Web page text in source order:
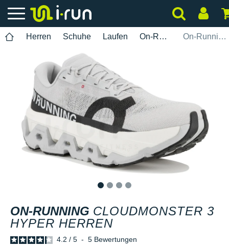
Herren Schuhe Laufen On-Running On-Running Cloudmonster 3 Hyper Herren
ON-RUNNING CLOUDMONSTER 3
HYPER HERREN
4.2 / 5 - 5 Bewertungen